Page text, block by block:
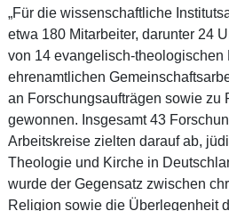
„Für die wissenschaftliche
etwa 180 Mitarbeiter, darunter 24
von 14 evangelisch-theologischen
ehrenamtlichen
an Forschungsaufträgen sowie zu
gewonnen. Insgesamt 43
Arbeitskreise zielten darauf ab,
Theologie und Kirche in
wurde der Gegensatz zwischen
Religion sowie die Überlegenheit